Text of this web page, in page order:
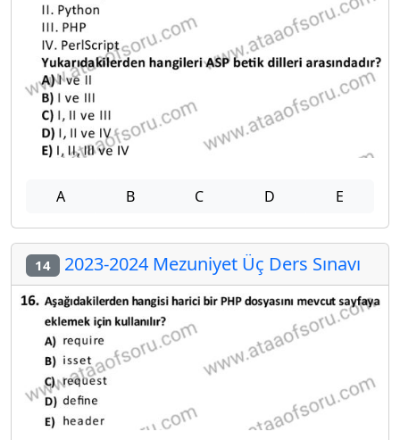
A B C D E
14 2023-2024 Mezuniyet Üç Ders Sınavı